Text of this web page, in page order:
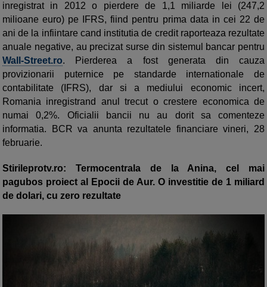
inregistrat in 2012 o pierdere de 1,1 miliarde lei (247,2
milioane euro) pe IFRS, fiind pentru prima data in cei 22 de
ani de la infiintare cand institutia de credit raporteaza rezultate
anuale negative, au precizat surse din sistemul bancar pentru
Wall-Street.ro. Pierderea a fost generata din cauza
provizionarii puternice pe standarde internationale de
contabilitate (IFRS), dar si a mediului economic incert,
Romania inregistrand anul trecut o crestere economica de
numai 0,2%. Oficialii bancii nu au dorit sa comenteze
informatia. BCR va anunta rezultatele financiare vineri, 28
februarie.
Stirileprotv.ro: Termocentrala de la Anina, cel mai
pagubos proiect al Epocii de Aur. O investitie de 1 miliard
de dolari, cu zero rezultate